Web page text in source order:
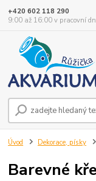
+420 602 118 290
9:00 až 16:00 v pracovní
Úvod Dekorace, písky
Barevné